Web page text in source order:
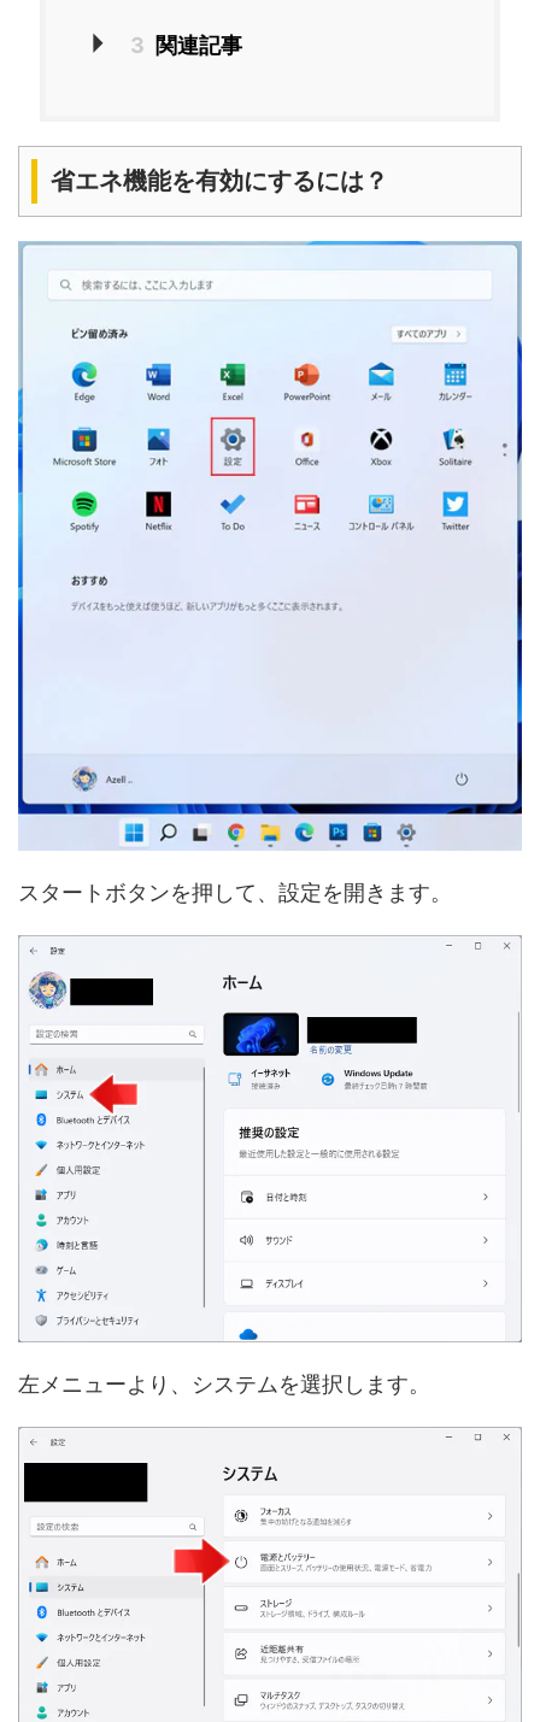
3 関連記事
省エネ機能を有効にするには？
スタートボタンを押して、設定を開きます。
左メニューより、システムを選択します。